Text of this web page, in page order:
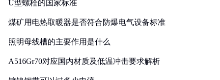
U型螺栓的国家标准
煤矿用电热取暖器是否符合防爆电气设备标准
照明母线槽的主要作用是什么
A516Gr70对应国内材质及低温冲击要求解析